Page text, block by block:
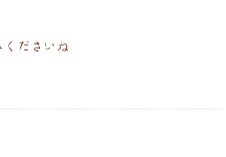
ださいね